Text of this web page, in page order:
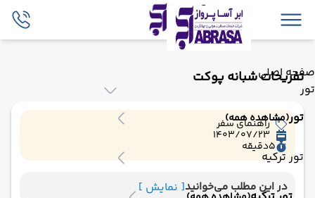
صفحه اصلی
تور
تور(مشاهده همه)
تور ترکیه
تفریحات شبانه پوکت
راهنمای سفر
1403/07/23
5دقیقه
در این مطلب می‌خوانید[ نمایش ]